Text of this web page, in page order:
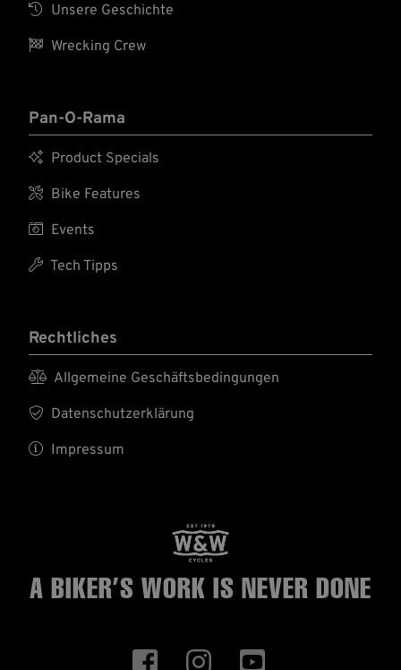
 Unsere Geschichte
 Wrecking Crew
Pan-O-Rama
 Product Specials
 Bike Features
 Events
 Tech Tipps
Rechtliches
 Allgemeine Geschäftsbedingungen
 Datenschutzerklärung
 Impressum
A BIKER’S WORK IS NEVER DONE
  